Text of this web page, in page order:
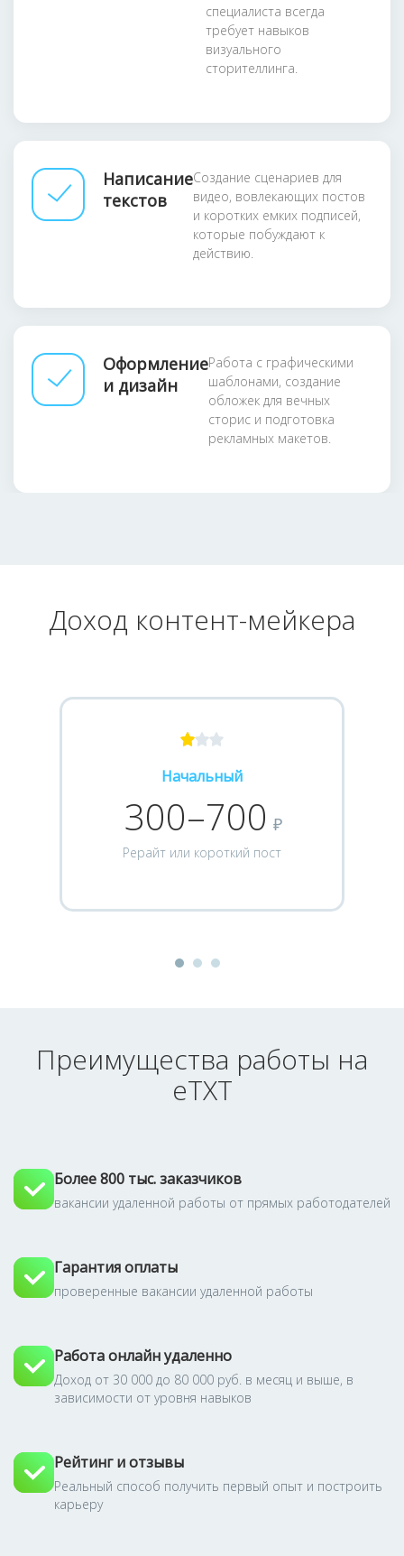
специалиста всегда
требует навыков
визуального
сторителлинга.
Написание
текстов
Создание сценариев для
видео, вовлекающих постов
и коротких емких подписей,
которые побуждают к
действию.
Оформление
и дизайн
Работа с графическими
шаблонами, создание
обложек для вечных
сторис и подготовка
рекламных макетов.
Доход контент-мейкера
Начальный
300–700 ₽
Рерайт или короткий пост
Преимущества работы на
eTXT
Более 800 тыс. заказчиков
вакансии удаленной работы от прямых работодателей
Гарантия оплаты
проверенные вакансии удаленной работы
Работа онлайн удаленно
Доход от 30 000 до 80 000 руб. в месяц и выше, в
зависимости от уровня навыков
Рейтинг и отзывы
Реальный способ получить первый опыт и построить
карьеру